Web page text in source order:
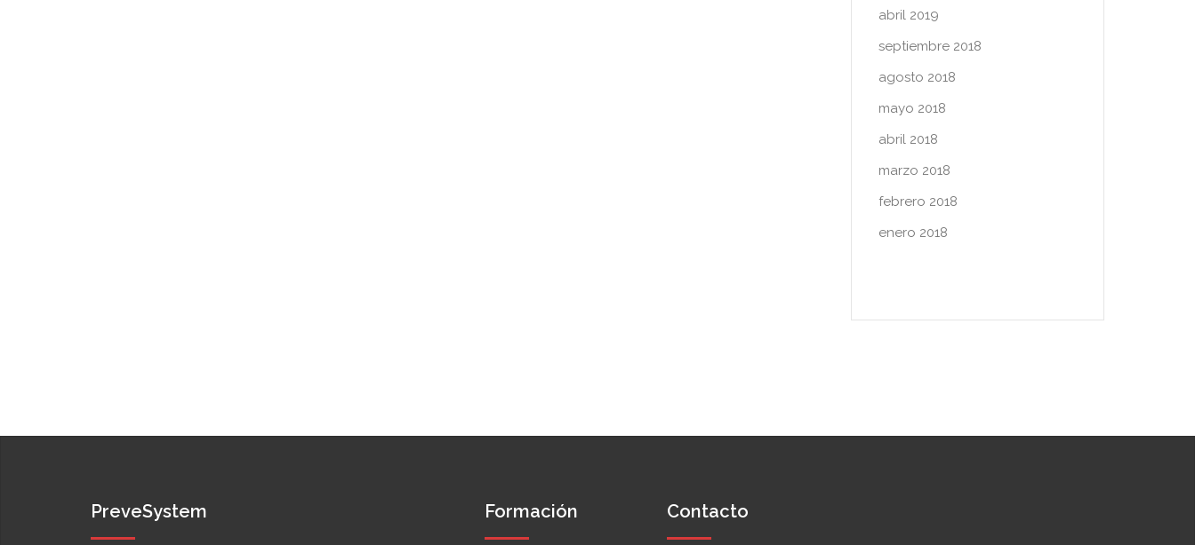
abril 2019
septiembre 2018
agosto 2018
mayo 2018
abril 2018
marzo 2018
febrero 2018
enero 2018
PreveSystem Formación Contacto